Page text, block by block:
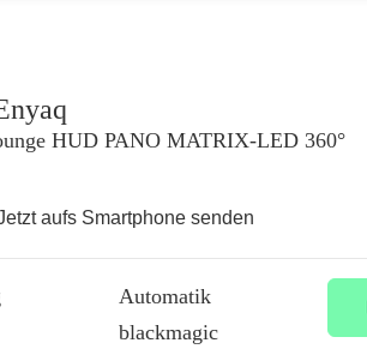
HUD PANO MATRIX-LED 360°
aufs Smartphone senden
Automatik
blackmagic